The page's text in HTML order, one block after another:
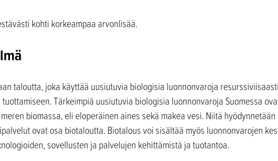
kohti korkeampaa arvonlisää.
taloutta, joka käyttää uusiutuvia biologisia luonnonvaroja
Tärkeimpiä uusiutuvia biologisia luonnonvaroja Suomessa
biomassa, eli eloperäinen aines sekä makea vesi. Niitä
ovat osa biotaloutta. Biotalous voi sisältää myös luonnonvarojen
sovellusten ja palvelujen kehittämistä ja tuotantoa.